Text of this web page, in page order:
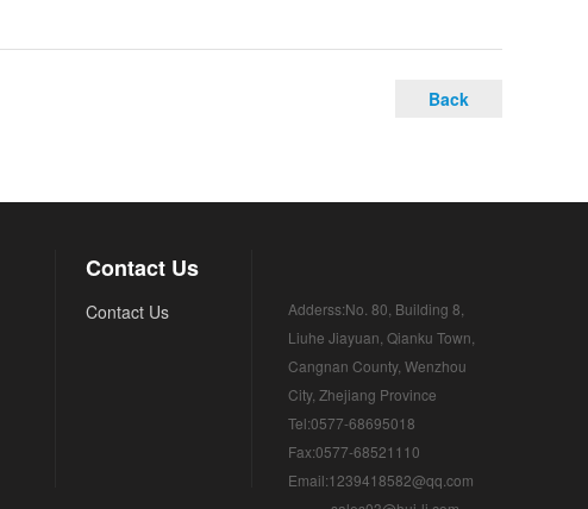
Back
Contact Us
Contact Us
Adderss:No. 80, Building 8,
Liuhe Jiayuan, Qianku Town,
Cangnan County, Wenzhou
City, Zhejiang Province
Tel:0577-68695018
Fax:0577-68521110
Email:1239418582@qq.com